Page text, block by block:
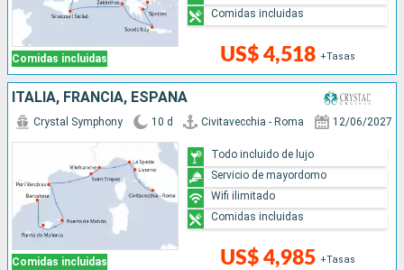
Comidas incluidas US$ 4,518 +Tasas
Comidas incluidas
ITALIA, FRANCIA, ESPAÑA
Comidas incluidas
Crystal Symphony 10 d Civitavecchia - Roma 12/06/2027
US$ 4,985 +Tasas
Todo incluido de lujo
Servicio de mayordomo
Wifi ilimitado
Comidas incluidas